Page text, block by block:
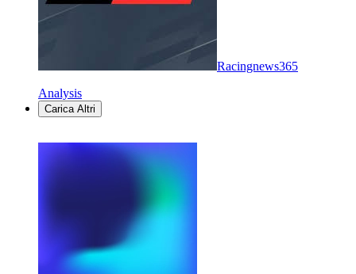
Racingnews365
Analysis
Carica Altri